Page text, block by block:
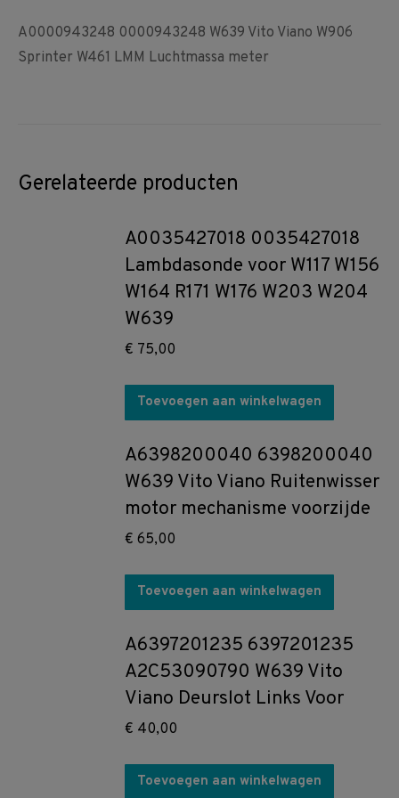
A0000943248 0000943248 W639 Vito Viano W906
Sprinter W461 LMM Luchtmassa meter
Gerelateerde producten
A0035427018 0035427018
Lambdasonde voor W117 W156
W164 R171 W176 W203 W204
W639
€ 75,00
Toevoegen aan winkelwagen
A6398200040 6398200040
W639 Vito Viano Ruitenwisser
motor mechanisme voorzijde
€ 65,00
Toevoegen aan winkelwagen
A6397201235 6397201235
A2C53090790 W639 Vito
Viano Deurslot Links Voor
€ 40,00
Toevoegen aan winkelwagen